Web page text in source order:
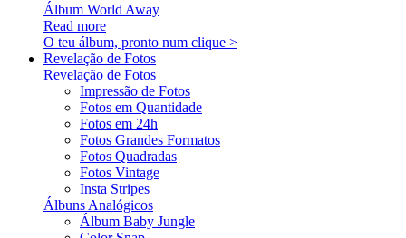
Álbum World Away
Read more
O teu álbum, pronto num clique >
Revelação de Fotos
Revelação de Fotos
Impressão de Fotos
Fotos em Quantidade
Fotos em 24h
Fotos Grandes Formatos
Fotos Quadradas
Fotos Vintage
Insta Stripes
Álbuns Analógicos
Álbum Baby Jungle